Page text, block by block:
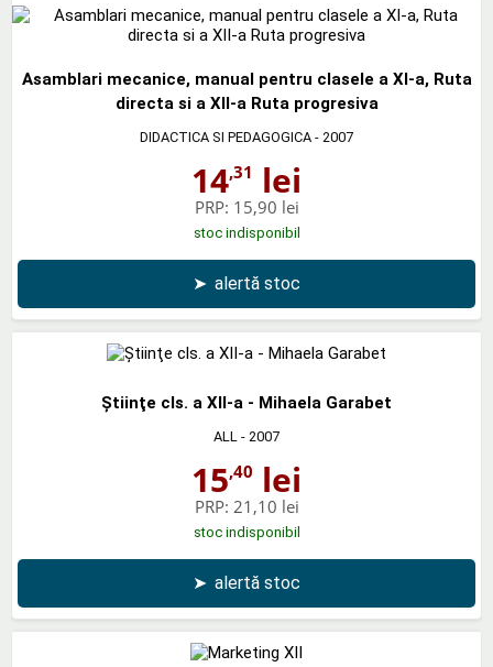
Asamblari mecanice, manual pentru clasele a XI-a, Ruta
directa si a XII-a Ruta progresiva
DIDACTICA SI PEDAGOGICA - 2007
14,31 lei
PRP: 15,90 lei
stoc indisponibil
➤ alertă stoc
Ştiinţe cls. a XII-a - Mihaela Garabet
ALL - 2007
15,40 lei
PRP: 21,10 lei
stoc indisponibil
➤ alertă stoc